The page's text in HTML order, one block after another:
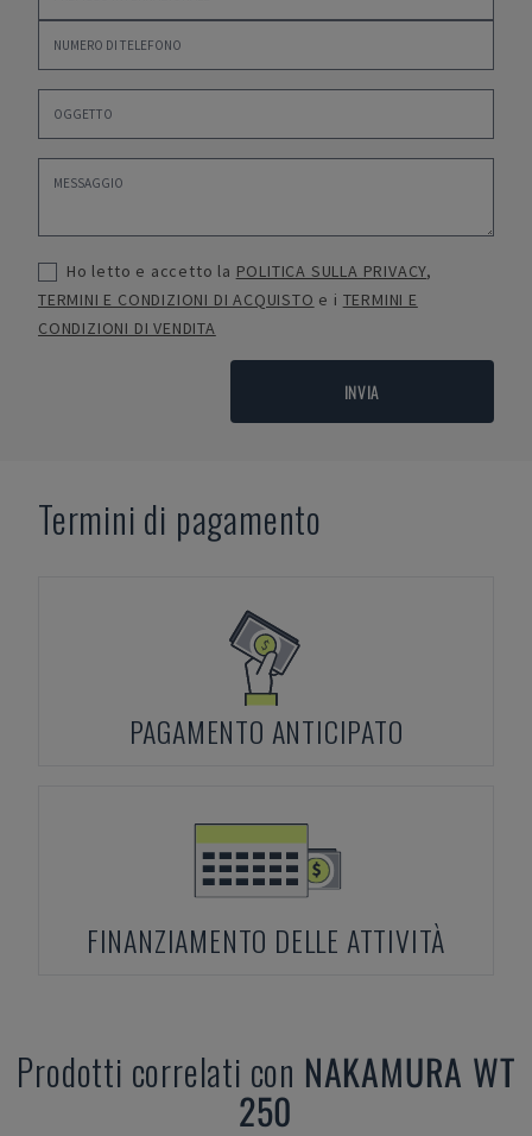
Ho letto e accetto la POLITICA SULLA PRIVACY,
TERMINI E CONDIZIONI DI ACQUISTO e i TERMINI E
CONDIZIONI DI VENDITA
INVIA
Termini di pagamento
PAGAMENTO ANTICIPATO
FINANZIAMENTO DELLE ATTIVITÀ
Prodotti correlati con NAKAMURA WT
250